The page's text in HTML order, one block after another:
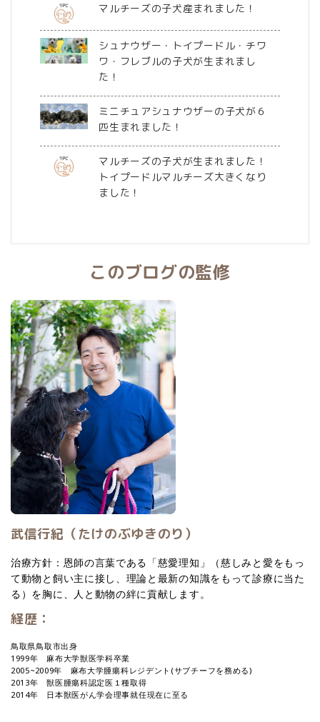
マルチーズの子犬産まれました！
シュナウザー・トイプードル・チワ
ワ・フレブルの子犬が生まれまし
た！
ミニチュアシュナウザーの子犬が６
匹生まれました！
マルチーズの子犬が生まれました！
トイプードルマルチーズ大きくなり
ました！
このブログの監修
武信行紀（たけのぶゆきのり）
治療方針：恩師の言葉である「慈愛理知」（慈しみと愛をもっ
て動物と飼い主に接し、理論と最新の知識をもって診療に当た
る）を胸に、人と動物の絆に貢献します。
経歴：
鳥取県鳥取市出身
1999年 麻布大学獣医学科卒業
2005~2009年 麻布大学腫瘍科レジデント(サブチーフを務める)
2013年 獣医腫瘍科認定医１種取得
2014年 日本獣医がん学会理事就任現在に至る